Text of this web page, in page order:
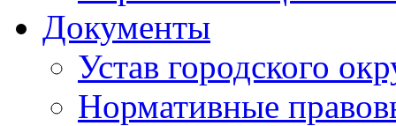
Документы
Устав городского
Нормативные